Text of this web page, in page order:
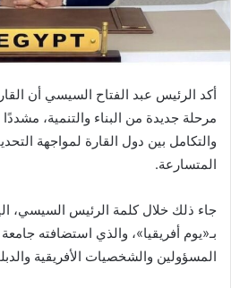
أكد الرئيس عبد الفتاح السيسي أن
مرحلة جديدة من البناء والتنمية،
والتكامل بين دول القارة لمواجهة
المتسارعة.
جاء ذلك خلال كلمة الرئيس السيسي،
بـ«يوم أفريقيا»، والذي استضافته
المسؤولين والشخصيات الأفريقية